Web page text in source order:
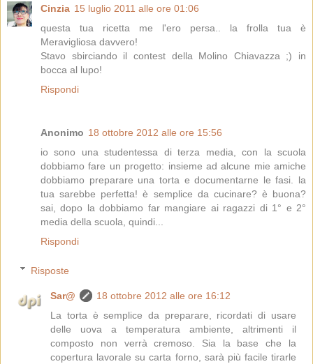
Cinzia 15 luglio 2011 alle ore 01:06
questa tua ricetta me l'ero persa.. la frolla tua è
Meravigliosa davvero!
Stavo sbirciando il contest della Molino Chiavazza ;) in
bocca al lupo!
Rispondi
Anonimo 18 ottobre 2012 alle ore 15:56
io sono una studentessa di terza media, con la scuola
dobbiamo fare un progetto: insieme ad alcune mie amiche
dobbiamo preparare una torta e documentarne le fasi. la
tua sarebbe perfetta! è semplice da cucinare? è buona?
sai, dopo la dobbiamo far mangiare ai ragazzi di 1° e 2°
media della scuola, quindi...
Rispondi
Risposte
Sar@
18 ottobre 2012 alle ore 16:12
La torta è semplice da preparare, ricordati di usare
delle uova a temperatura ambiente, altrimenti il
composto non verrà cremoso. Sia la base che la
copertura lavorale su carta forno, sarà più facile tirarle